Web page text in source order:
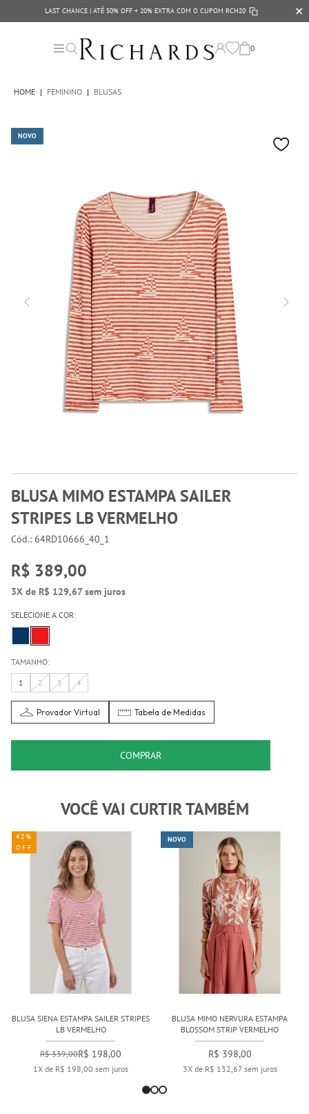
LAST CHANCE | ATÉ 50% OFF + 20% EXTRA COM O CUPOM RCH20 ✕
0
HOME | FEMININO | BLUSAS
NOVO
BLUSA MIMO ESTAMPA SAILER
STRIPES LB VERMELHO
Cód.: 64RD10666_40_1
R$ 389,00
3X de R$ 129,67 sem juros
SELECIONE A COR:
TAMANHO:
1
2 3 4
Provador Virtual Tabela de Medidas
COMPRAR
VOCÊ VAI CURTIR TAMBÉM
BLUSA SIENA ESTAMPA SAILER STRIPES
LB VERMELHO
R$ 339,00R$ 198,00
1X de R$ 198,00 sem juros
42%
OFF
BLUSA MIMO NERVURA ESTAMPA
BLOSSOM STRIP VERMELHO
R$ 398,00
3X de R$ 132,67 sem juros
NOVO